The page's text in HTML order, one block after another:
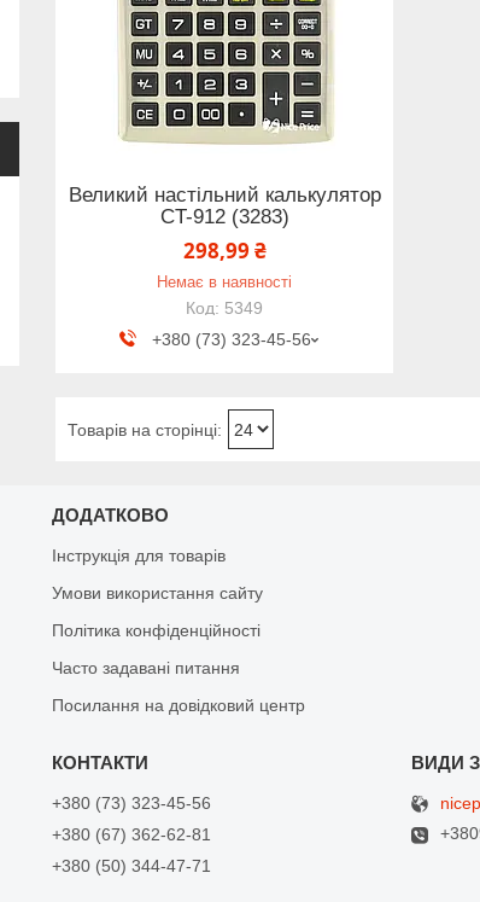
Великий настільний калькулятор
CT-912 (3283)
298,99 ₴
Немає в наявності
5349
+380 (73) 323-45-56
ДОДАТКОВО
Інструкція для товарів
Умови використання сайту
Політика конфіденційності
Часто задавані питання
Посилання на довідковий центр
+380 (73) 323-45-56
+380 (67) 362-62-81
+380 (50) 344-47-71